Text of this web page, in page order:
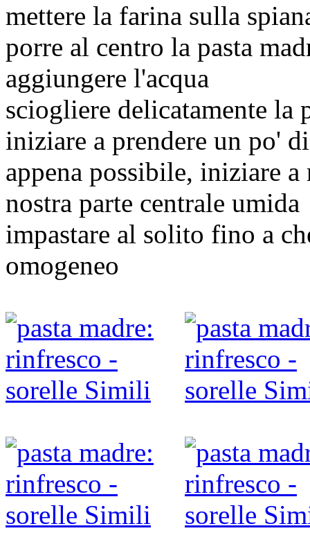
mettere la farina sulla
porre al centro la pasta
aggiungere l'acqua
sciogliere delicatamente la
iniziare a prendere un po'
appena possibile, iniziare
nostra parte centrale umida
impastare al solito fino a
omogeneo